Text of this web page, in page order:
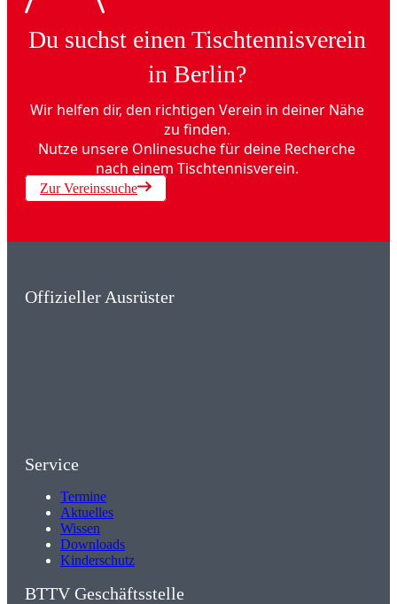
Du suchst einen Tischtennisverein
in Berlin?
Wir helfen dir, den richtigen Verein in deiner Nähe
zu finden.
Nutze unsere Onlinesuche für deine Recherche
nach einem Tischtennisverein.
Zur Vereinssuche
Offizieller Ausrüster
Service
Termine
Aktuelles
Wissen
Downloads
Kinderschutz
BTTV Geschäftsstelle